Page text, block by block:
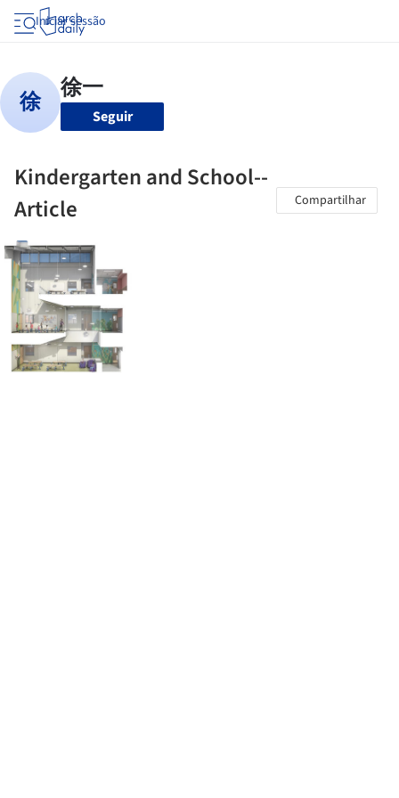
Iniciar sessão
Seguir
Kindergarten and School--
Article
Compartilhar